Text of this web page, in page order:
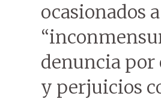
ocasionados
denuncia
y perjuicios